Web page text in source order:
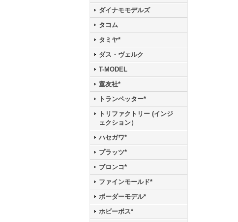
ダイナモモデルズ
タコム
タミヤ*
ダス・ヴェルク
T-MODEL
童友社*
トランペッター*
トリファクトリー (インジ
ェクション）
ハセガワ*
プラッツ*
ブロンコ*
ファインモールド*
ボーダーモデル*
ホビーボス*